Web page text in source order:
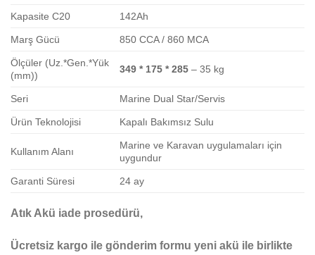
Kapasite C20 142Ah
Marş Gücü 850 CCA / 860 MCA
Ölçüler (Uz.*Gen.*Yük
(mm))
349 * 175 * 285 – 35 kg
Seri Marine Dual Star/Servis
Ürün Teknolojisi Kapalı Bakımsız Sulu
Kullanım Alanı
Marine ve Karavan uygulamaları için
uygundur
Garanti Süresi 24 ay
Atık Akü iade prosedürü,
Ücretsiz kargo ile gönderim formu yeni akü ile birlikte